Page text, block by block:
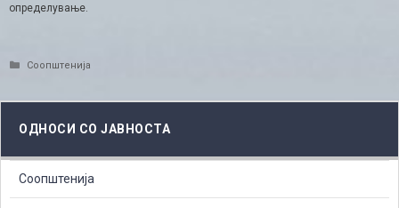
определување.
Categories
Соопштенија
ОДНОСИ СО ЈАВНОСТА
Соопштенија